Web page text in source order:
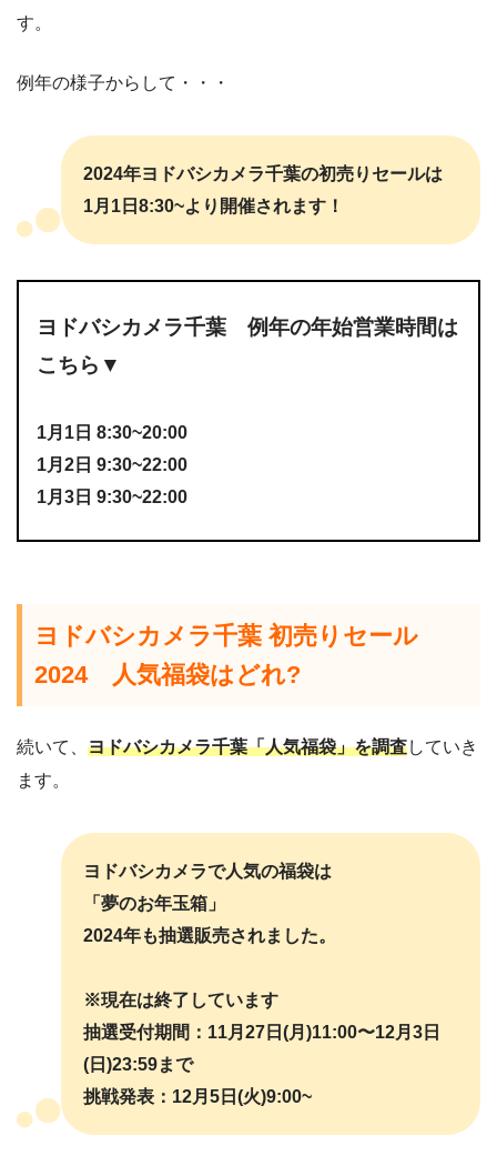
す。
例年の様子からして・・・
2024年ヨドバシカメラ千葉の初売りセールは
1月1日8:30~より開催されます！
ヨドバシカメラ千葉 例年の年始営業時間は
こちら▼
1月1日 8:30~20:00
1月2日 9:30~22:00
1月3日 9:30~22:00
ヨドバシカメラ千葉 初売りセール
2024 人気福袋はどれ?
続いて、 ヨドバシカメラ千葉「人気福袋」を調査していき
ます。
ヨドバシカメラで人気の福袋は
「夢のお年玉箱」
2024年も抽選販売されました。
※現在は終了しています
抽選受付期間：11月27日(月)11:00〜12月3日
(日)23:59まで
挑戦発表：12月5日(火)9:00~